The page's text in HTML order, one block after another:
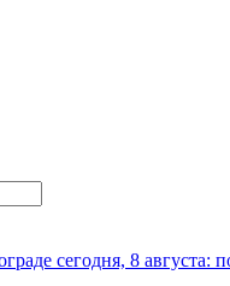
сегодня, 8 августа: